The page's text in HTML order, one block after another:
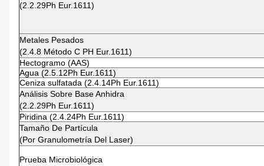
(2.2.29Ph Eur.1611)
Metales Pesados
(2.4.8 Método C PH Eur.1611)
Hectogramo (AAS)
Agua (2.5.12Ph Eur.1611)
Ceniza sulfatada (2.4.14Ph Eur.1611)
Análisis Sobre Base Anhidra
(2.2.29Ph Eur.1611)
Piridina (2.4.24Ph Eur.1611)
Tamaño De Partícula
(por Granulometría Del Laser)
Prueba Microbiológica